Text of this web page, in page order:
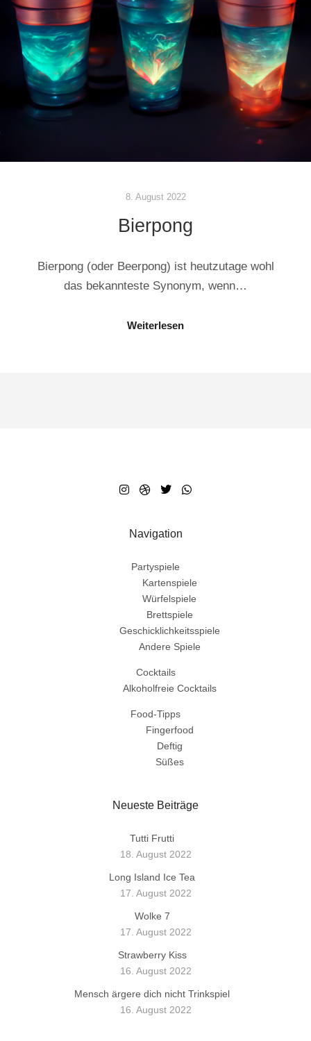
8. August 2022
Bierpong
Bierpong (oder Beerpong) ist heutzutage wohl
das bekannteste Synonym, wenn…
Weiterlesen
Navigation
Partyspiele
Kartenspiele
Würfelspiele
Brettspiele
Geschicklichkeitsspiele
Andere Spiele
Cocktails
Alkoholfreie Cocktails
Food-Tipps
Fingerfood
Deftig
Süßes
Neueste Beiträge
Tutti Frutti
18. August 2022
Long Island Ice Tea
17. August 2022
Wolke 7
17. August 2022
Strawberry Kiss
16. August 2022
Mensch ärgere dich nicht Trinkspiel
16. August 2022